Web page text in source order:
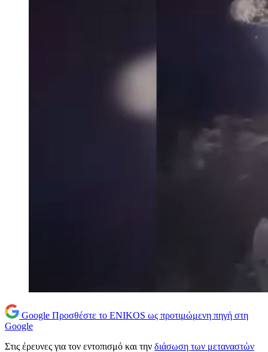
Google Προσθέστε το ENIKOS ως προτιμώμενη πηγή στη
Google
Στις έρευνες για τον εντοπισμό και την διάσωση των μεταναστών